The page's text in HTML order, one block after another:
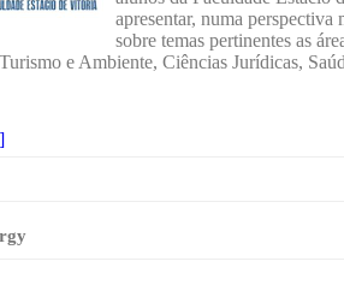
apresentar, numa
sobre temas pertinentes as
e Ambiente, Ciências Jurídicas,